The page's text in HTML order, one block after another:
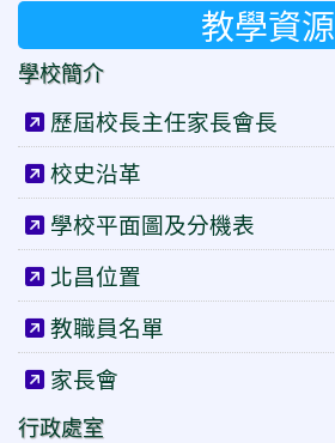
教學資源
學校簡介
歷屆校長主任家長會長
校史沿革
學校平面圖及分機表
北昌位置
教職員名單
家長會
行政處室